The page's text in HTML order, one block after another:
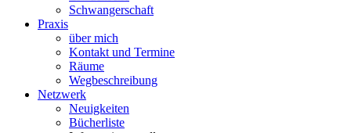
Schwangerschaft
Praxis
über mich
Kontakt und Termine
Räume
Wegbeschreibung
Netzwerk
Neuigkeiten
Bücherliste